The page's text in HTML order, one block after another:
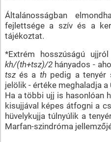
Általánosságban
fejlettsége a szív és a
tájékoztat.
*Extrém hosszúságú
kh/(th+tsz)/2hányados -
tszés a th pedig a tenyér
jelölik - értéke meghaladja a
Ha a többi ujj is hasonlóan
kisujjával képes átfogni a
hüvelykujja túlnyúlik a
Marfan-szindróma